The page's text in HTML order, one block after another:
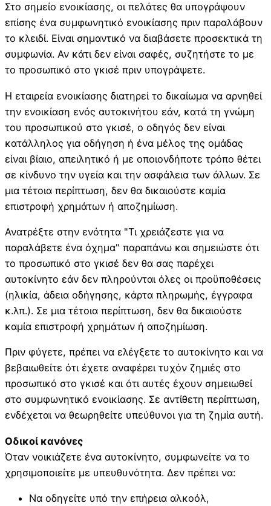
Στο σημείο ενοικίασης, οι πελάτες θα υπογράψουν
επίσης ένα συμφωνητικό ενοικίασης πριν παραλάβουν
το κλειδί. Είναι σημαντικό να διαβάσετε προσεκτικά τη
συμφωνία. Αν κάτι δεν είναι σαφές, συζητήστε το με
το προσωπικό στο γκισέ πριν υπογράψετε.
Η εταιρεία ενοικίασης διατηρεί το δικαίωμα να αρνηθεί
την ενοικίαση ενός αυτοκινήτου εάν, κατά τη γνώμη
του προσωπικού στο γκισέ, ο οδηγός δεν είναι
κατάλληλος για οδήγηση ή ένα μέλος της ομάδας
είναι βίαιο, απειλητικό ή με οποιονδήποτε τρόπο θέτει
σε κίνδυνο την υγεία και την ασφάλεια των άλλων. Σε
μια τέτοια περίπτωση, δεν θα δικαιούστε καμία
επιστροφή χρημάτων ή αποζημίωση.
Ανατρέξτε στην ενότητα "Τι χρειάζεστε για να
παραλάβετε ένα όχημα" παραπάνω και σημειώστε ότι
το προσωπικό στο γκισέ δεν θα σας παρέχει
αυτοκίνητο εάν δεν πληρούνται όλες οι προϋποθέσεις
(ηλικία, άδεια οδήγησης, κάρτα πληρωμής, έγγραφα
κ.λπ.). Σε μια τέτοια περίπτωση, δεν θα δικαιούστε
καμία επιστροφή χρημάτων ή αποζημίωση.
Πριν φύγετε, πρέπει να ελέγξετε το αυτοκίνητο και να
βεβαιωθείτε ότι έχετε αναφέρει τυχόν ζημιές στο
προσωπικό στο γκισέ και ότι αυτές έχουν σημειωθεί
στο συμφωνητικό ενοικίασης. Σε αντίθετη περίπτωση,
ενδέχεται να θεωρηθείτε υπεύθυνοι για τη ζημία αυτή.
Οδικοί κανόνες
Όταν νοικιάζετε ένα αυτοκίνητο, συμφωνείτε να το
χρησιμοποιείτε με υπευθυνότητα. Δεν πρέπει να:
Να οδηγείτε υπό την επήρεια αλκοόλ,